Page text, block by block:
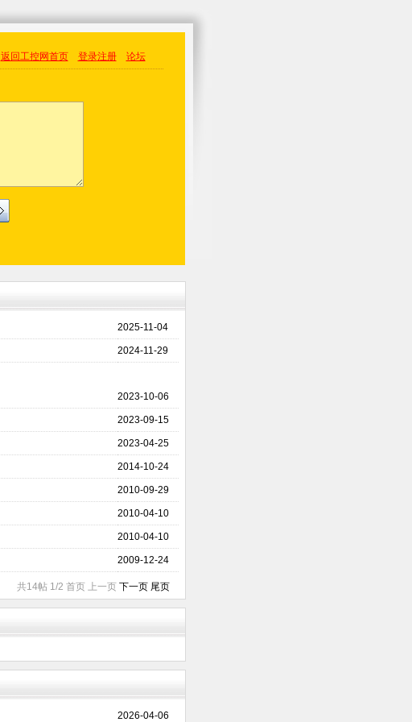
返回工控网首页 登录注册 论坛
2025-11-04
2024-11-29
2023-10-06
2023-09-15
2023-04-25
2014-10-24
2010-09-29
2010-04-10
2010-04-10
2009-12-24
共14帖 1/2 首页 上一页 下一页 尾页
2026-04-06